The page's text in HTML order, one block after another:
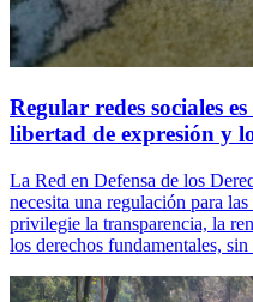
Regular redes sociales
libertad de expresión y
La Red en Defensa de los
necesita una regulación para
privilegie la transparencia, la
los derechos fundamentales,